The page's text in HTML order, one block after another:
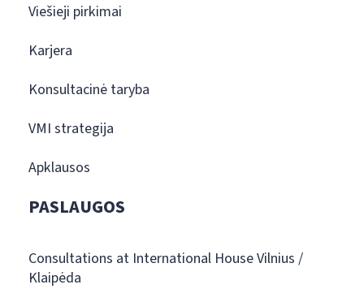
Viešieji pirkimai
Karjera
Konsultacinė taryba
VMI strategija
Apklausos
PASLAUGOS
Consultations at International House Vilnius /
Klaipėda